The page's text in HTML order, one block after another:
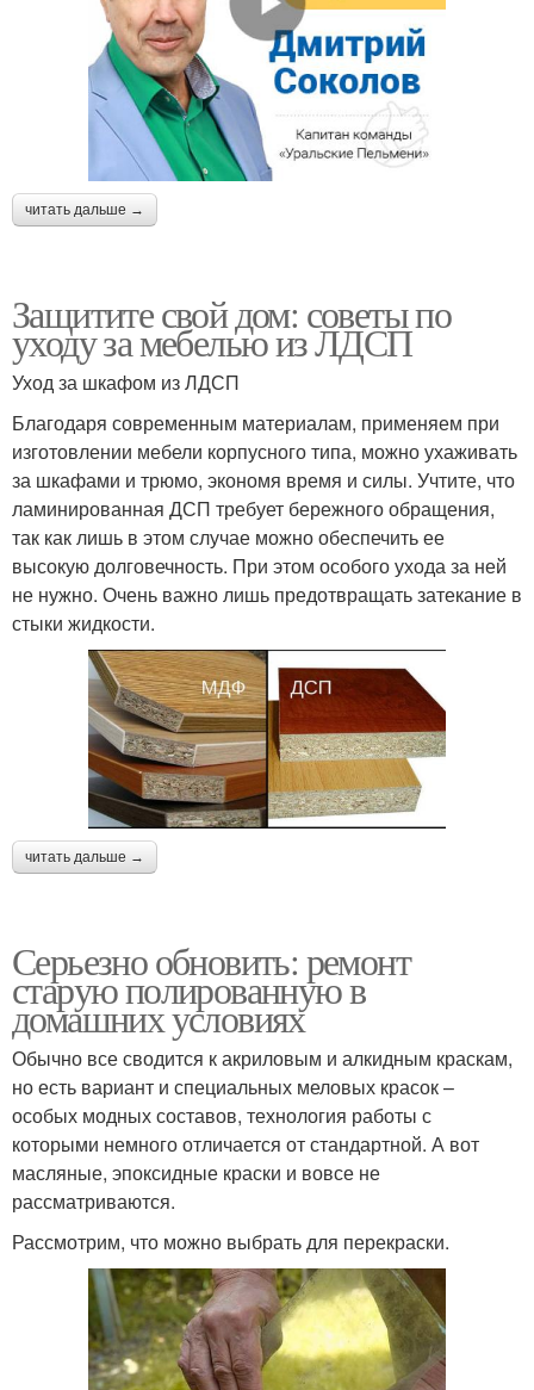
читать дальше →
Защитите свой дом: советы по
уходу за мебелью из ЛДСП
Уход за шкафом из ЛДСП
Благодаря современным материалам, применяем при
изготовлении мебели корпусного типа, можно ухаживать
за шкафами и трюмо, экономя время и силы. Учтите, что
ламинированная ДСП требует бережного обращения,
так как лишь в этом случае можно обеспечить ее
высокую долговечность. При этом особого ухода за ней
не нужно. Очень важно лишь предотвращать затекание в
стыки жидкости.
читать дальше →
Серьезно обновить: ремонт
старую полированную в
домашних условиях
Обычно все сводится к акриловым и алкидным краскам,
но есть вариант и специальных меловых красок –
особых модных составов, технология работы с
которыми немного отличается от стандартной. А вот
масляные, эпоксидные краски и вовсе не
рассматриваются.
Рассмотрим, что можно выбрать для перекраски.